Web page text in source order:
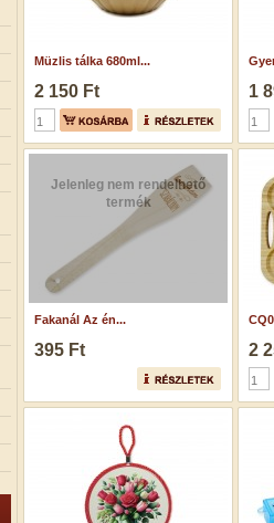
Müzlis tálka 680ml...
2 150 Ft 1
Jelenleg nem rendelhető
termék
Fakanál Az én...
395 Ft 2